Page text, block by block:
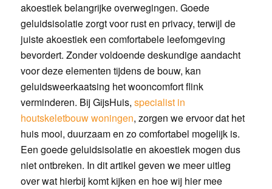
akoestiek belangrijke overwegingen. Goede
geluidsisolatie zorgt voor rust en privacy, terwijl de
juiste akoestiek een comfortabele leefomgeving
bevordert. Zonder voldoende deskundige aandacht
voor deze elementen tijdens de bouw, kan
geluidsweerkaatsing het wooncomfort flink
verminderen. Bij GijsHuis, specialist in
houtskeletbouw woningen, zorgen we ervoor dat het
huis mooi, duurzaam en zo comfortabel mogelijk is.
Een goede geluidsisolatie en akoestiek mogen dus
niet ontbreken. In dit artikel geven we meer uitleg
over wat hierbij komt kijken en hoe wij hier mee